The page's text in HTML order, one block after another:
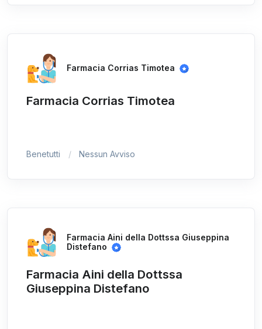
Farmacia Corrias Timotea
Farmacia Corrias Timotea
Benetutti Nessun Avviso
Farmacia Aini della Dottssa Giuseppina
Distefano
Farmacia Aini della Dottssa
Giuseppina Distefano